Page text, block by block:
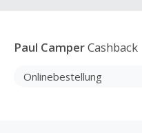
Paul CamperCashback
Onlinebestellung